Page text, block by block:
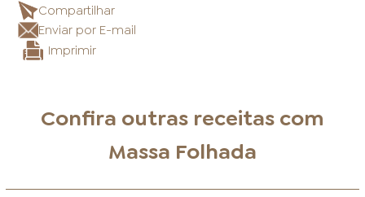
Compartilhar
Enviar por E-mail
Imprimir
Confira outras receitas com
Massa Folhada